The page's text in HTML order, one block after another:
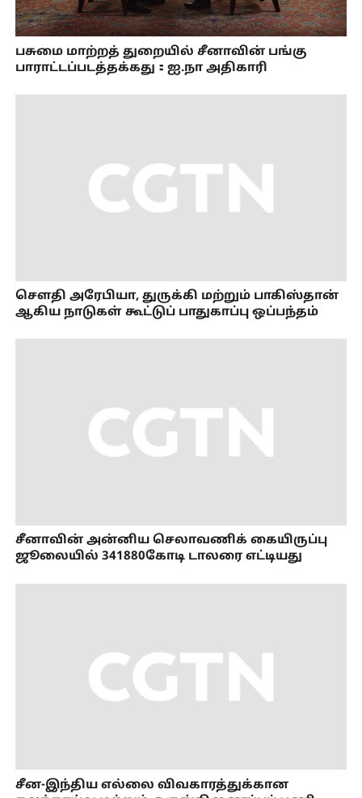
பசுமை மாற்றத் துறையில் சீனாவின் பங்கு
பாராட்டப்படத்தக்கது：ஐ.நா அதிகாரி
செளதி அரேபியா, துருக்கி மற்றும் பாகிஸ்தான்
ஆகிய நாடுகள் கூட்டுப் பாதுகாப்பு ஒப்பந்தம்
சீனாவின் அன்னிய செலாவணிக் கையிருப்பு
ஜூலையில் 341880கோடி டாலரை எட்டியது
சீன-இந்திய எல்லை விவகாரத்துக்கான